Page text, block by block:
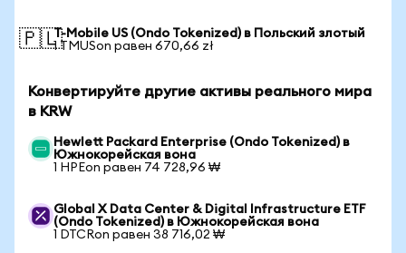
🇵🇱T-Mobile US (Ondo Tokenized) в Польский злотый
1 TMUSon равен 670,66 zł
Конвертируйте другие активы реального мира
в KRW
Hewlett Packard Enterprise (Ondo Tokenized) в
Южнокорейская вона
1 HPEon равен 74 728,96 ₩
Global X Data Center & Digital Infrastructure ETF
(Ondo Tokenized) в Южнокорейская вона
1 DTCRon равен 38 716,02 ₩